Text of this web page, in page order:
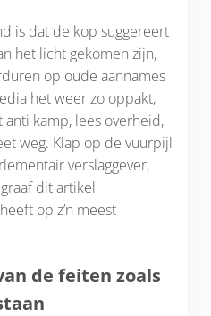
is dat de kop suggereert
het licht gekomen zijn,
op oude aannames
het weer zo oppakt,
kamp, lees overheid,
weg. Klap op de vuurpijl
verslaggever,
dit artikel
op z’n meest
de feiten zoals